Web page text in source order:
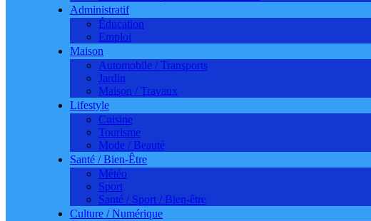
Administratif
Éducation
Emploi
Maison
Automobile / Transports
Jardin
Maison / Travaux
Lifestyle
Cuisine
Tourisme
Mode / Beauté
Santé / Bien-Être
Météo
Sport
Santé / Sport / Bien-être
Culture / Numérique